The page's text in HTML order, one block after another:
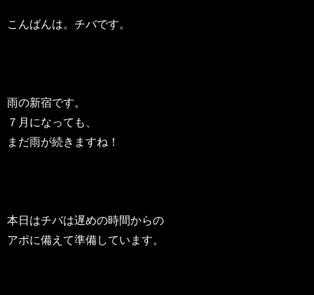
こんばんは。チバです。
雨の新宿です。
７月になっても、
まだ雨が続きますね！
本日はチバは遅めの時間からの
アポに備えて準備しています。